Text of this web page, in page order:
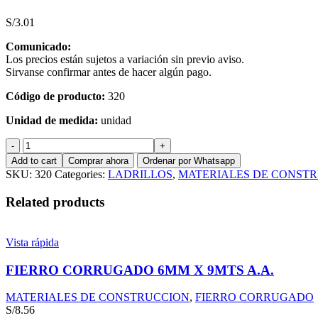
S/3.01
Comunicado:
Los precios están sujetos a variación sin previo aviso.
Sirvanse confirmar antes de hacer algún pago.
Código de producto: 320
Unidad de medida: unidad
LADRILLO
TECHO
12
X
30
X
LARK
Add to cart Comprar ahora Ordenar por Whatsapp
SKU: 320 Categories: LADRILLOS, MATERIALES DE
Related products
Vista rápida
FIERRO CORRUGADO 6MM X 9MTS A.A.
MATERIALES DE CONSTRUCCION, FIERRO CORRUGADO
S/8.56